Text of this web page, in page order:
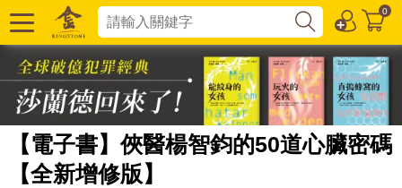
0
【電子書】俠醫楊智鈞的50道心臟密碼
【全新增修版】